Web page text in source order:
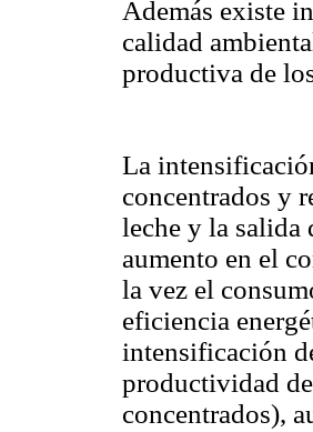
Además existe
calidad
productiva de
La
concentrados y
leche y la salida
aumento en el
la vez el
eficiencia
intensificación
productividad
concentrados),